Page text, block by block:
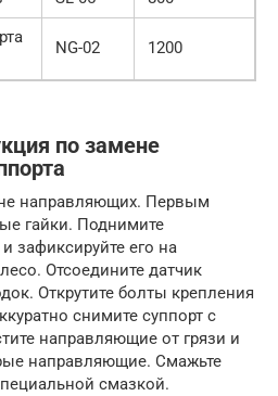
NG-02 1200
по замене
направляющих. Первым
гайки. Поднимите
зафиксируйте его на
Отсоедините датчик
Открутите болты крепления
снимите суппорт с
направляющие от грязи и
направляющие. Смажьте
смазкой.